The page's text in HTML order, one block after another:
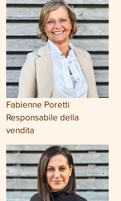
Fabienne Poretti
Responsabile della
vendita